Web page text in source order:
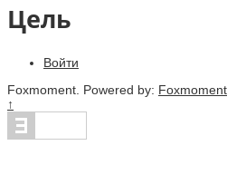
Цель
Войти
Foxmoment. Powered by: Foxmoment
↑